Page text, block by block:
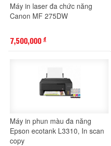
Máy in laser đa chức năng
Canon MF 275DW
7,500,000 đ
Máy in phun màu đa năng
Epson ecotank L3310, In scan
copy